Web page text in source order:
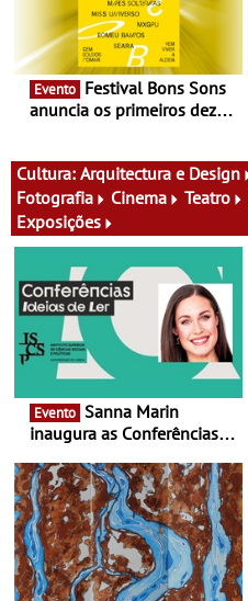
Evento
anuncia os primeiros dez
Cultura: Arquitectura e Design
Fotografia
Cinema Teatro
Exposições
Evento
inaugura as Conferências
Antiga primeira-ministra da
Finlândia é a convidada da
primeira edição do novo
ciclo de debates dedicado
aos grandes temas do
nosso tempo